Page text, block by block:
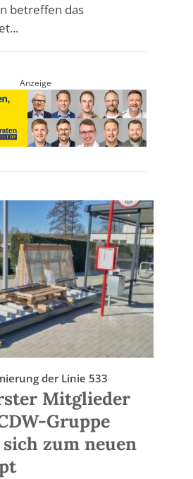
betreffen das
Anzeige
der Linie 533
Mitglieder
Gruppe
zum neuen